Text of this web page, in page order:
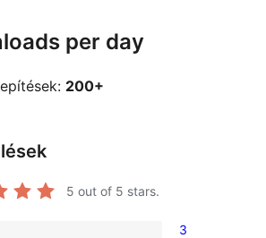
per day
200+
5 out of 5 stars.
3